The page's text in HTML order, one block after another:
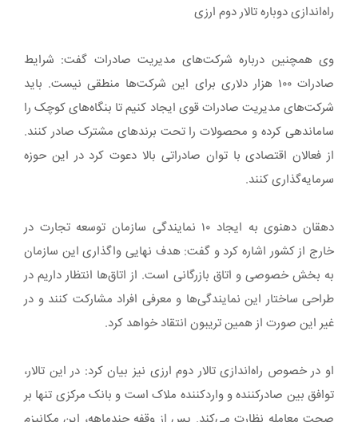
راه‌اندازی دوباره تالار دوم ارزی
وی همچنین درباره شرکت‌های مدیریت صادرات گفت: شرایط
صادرات ۱۰۰ هزار دلاری برای این شرکت‌ها منطقی نیست. باید
شرکت‌های مدیریت صادرات قوی ایجاد کنیم تا بنگاه‌های کوچک را
ساماندهی کرده و محصولات را تحت برندهای مشترک صادر کنند.
از فعالان اقتصادی با توان صادراتی بالا دعوت کرد در این حوزه
سرمایه‌گذاری کنند.
دهقان دهنوی به ایجاد ۱۰ نمایندگی سازمان توسعه تجارت در
خارج از کشور اشاره کرد و گفت: هدف نهایی واگذاری این سازمان
به بخش خصوصی و اتاق بازرگانی است. از اتاق‌ها انتظار داریم در
طراحی ساختار این نمایندگی‌ها و معرفی افراد مشارکت کنند و در
غیر این صورت از همین تریبون انتقاد خواهد کرد.
او در خصوص راه‌اندازی تالار دوم ارزی نیز بیان کرد: در این تالار،
توافق بین صادرکننده و واردکننده ملاک است و بانک مرکزی تنها بر